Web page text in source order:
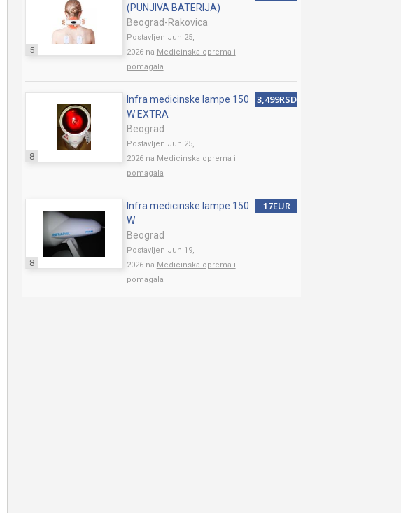
5
(PUNJIVA BATERIJA)
Beograd-Rakovica
Postavljen Jun 25,
2026 na Medicinska oprema i
pomagala
8
Infra medicinske lampe 150
W EXTRA
Beograd
Postavljen Jun 25,
2026 na Medicinska oprema i
pomagala
3,499RSD
8
Infra medicinske lampe 150
W
Beograd
Postavljen Jun 19,
2026 na Medicinska oprema i
pomagala
17EUR